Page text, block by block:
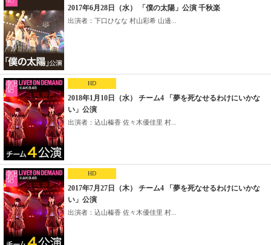
2017年6月28日（水） 「僕の太陽」公演 千秋楽
出演者：下口ひなな 村山彩希 山邊...
HD
2018年1月10日（水） チーム4 「夢を死なせるわけにいかな
い」公演
出演者：込山榛香 佐々木優佳里 村...
HD
2017年7月27日（木） チーム4 「夢を死なせるわけにいかな
い」公演
出演者：込山榛香 佐々木優佳里 村...